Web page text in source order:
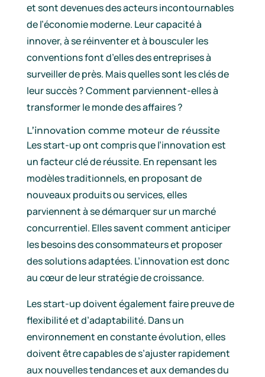
et sont devenues des acteurs incontournables
de l’économie moderne. Leur capacité à
innover, à se réinventer et à bousculer les
conventions font d’elles des entreprises à
surveiller de près. Mais quelles sont les clés de
leur succès ? Comment parviennent-elles à
transformer le monde des affaires ?
L’innovation comme moteur de réussite
Les start-up ont compris que l’innovation est
un facteur clé de réussite. En repensant les
modèles traditionnels, en proposant de
nouveaux produits ou services, elles
parviennent à se démarquer sur un marché
concurrentiel. Elles savent comment anticiper
les besoins des consommateurs et proposer
des solutions adaptées. L’innovation est donc
au cœur de leur stratégie de croissance.
Les start-up doivent également faire preuve de
flexibilité et d’adaptabilité. Dans un
environnement en constante évolution, elles
doivent être capables de s’ajuster rapidement
aux nouvelles tendances et aux demandes du